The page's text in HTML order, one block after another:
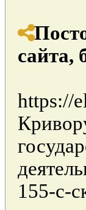
сайта,
https://
155-с-